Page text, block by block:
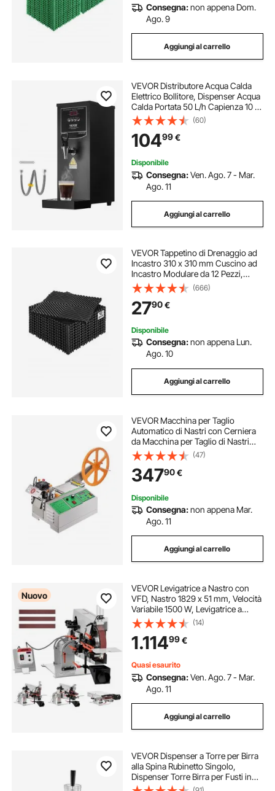
Consegna:non appena Dom.
Ago. 9
Aggiungi al carrello
VEVOR Distributore Acqua Calda
Elettrico Bollitore, Dispenser Acqua
Calda Portata 50 L/h Capienza 10 L
Temperatura Impostazione da 40°C
a 99°C, Erogatore Elettrico
Commerciale Ristorante Ufficio
(60)
10499€
Disponibile
Consegna:Ven. Ago. 7 - Mar.
Ago. 11
Aggiungi al carrello
VEVOR Tappetino di Drenaggio ad
Incastro 310 x 310 mm Cuscino ad
Incastro Modulare da 12 Pezzi,
Piastrelle per Pavimenti di
Drenaggio Nero Antiscivolo e
Tappetino per Doccia, per Garage e
Uso Esterno
(666)
2790€
Disponibile
Consegna:non appena Lun.
Ago. 10
Aggiungi al carrello
VEVOR Macchina per Taglio
Automatico di Nastri con Cerniera
da Macchina per Taglio di Nastri
Caldi e Freddi con Temperatura
Regolabile e Schermo LCD, per
Nastri in Nylon, Lacci delle Scarpe
(47)
34790€
Disponibile
Consegna:non appena Mar.
Ago. 11
Aggiungi al carrello
Nuovo
VEVOR Levigatrice a Nastro con
VFD, Nastro 1829 x 51 mm, Velocità
Variabile 1500 W, Levigatrice a
Nastro Professionale, 3 Modalità di
Smerigliatura, 3 Nastri Abrasivi per
Metalli, Coltelli, Lucidatura
(14)
1.11499€
Quasi esaurito
Consegna:Ven. Ago. 7 - Mar.
Ago. 11
Aggiungi al carrello
VEVOR Dispenser a Torre per Birra
alla Spina Rubinetto Singolo,
Dispenser Torre Birra per Fusti in
Acciaio Inox con Regolatore Doppio